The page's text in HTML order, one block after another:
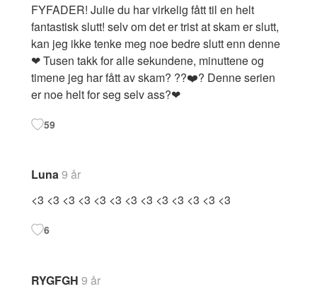
FYFADER! Julie du har virkelig fått til en helt
fantastisk slutt! selv om det er trist at skam er slutt,
kan jeg ikke tenke meg noe bedre slutt enn denne
❤ Tusen takk for alle sekundene, minuttene og
timene jeg har fått av skam? ??❤️? Denne serien
er noe helt for seg selv ass?❤
59
Luna9 år
<3 <3 <3 <3 <3 <3 <3 <3 <3 <3 <3 <3 <3
6
RYGFGH 9 år